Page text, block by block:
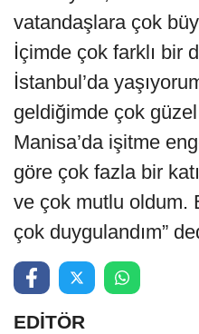
vatandaşlara çok
İçimde çok farklı bir
İstanbul’da
geldiğimde çok güzel
Manisa’da işitme
göre çok fazla bir
ve çok mutlu oldum.
çok duygulandım”
EDİTÖR